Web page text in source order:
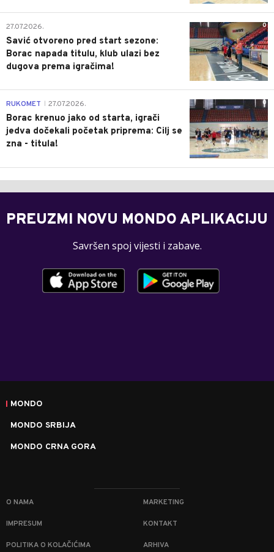
0
27.07.2026.
Savić otvoreno pred start sezone:
Borac napada titulu, klub ulazi bez
dugova prema igračima!
0
RUKOMET 27.07.2026.
Borac krenuo jako od starta, igrači
jedva dočekali početak priprema: Cilj se
zna - titula!
PREUZMI NOVU MONDO APLIKACIJU
Savršen spoj vijesti i zabave.
MONDO
MONDO SRBIJA
MONDO CRNA GORA
O NAMA MARKETING
IMPRESUM KONTAKT
POLITIKA O KOLAČIĆIMA ARHIVA